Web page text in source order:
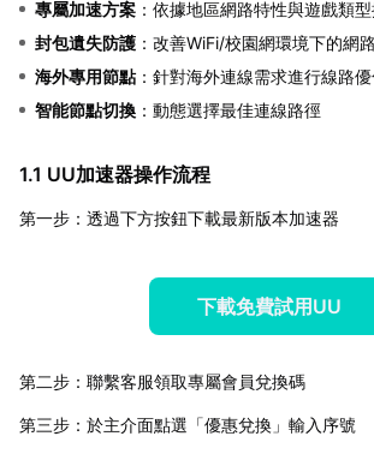
專屬加速方案 ：依據地區網路特性與遊戲類
封包遺失防護 ：改善WiFi/校園網環境下的網
海外專用節點：針對海外連線需求進行線路
智能節點切換 ：動態選擇最佳連線路徑
1.1 UU加速器操作流程
第一步：透過下方按鈕下載最新版本加速器
下載免費試用UU
第二步：聯繫客服領取專屬會員兌換碼
第三步：於主介面點選「優惠兌換」輸入序號